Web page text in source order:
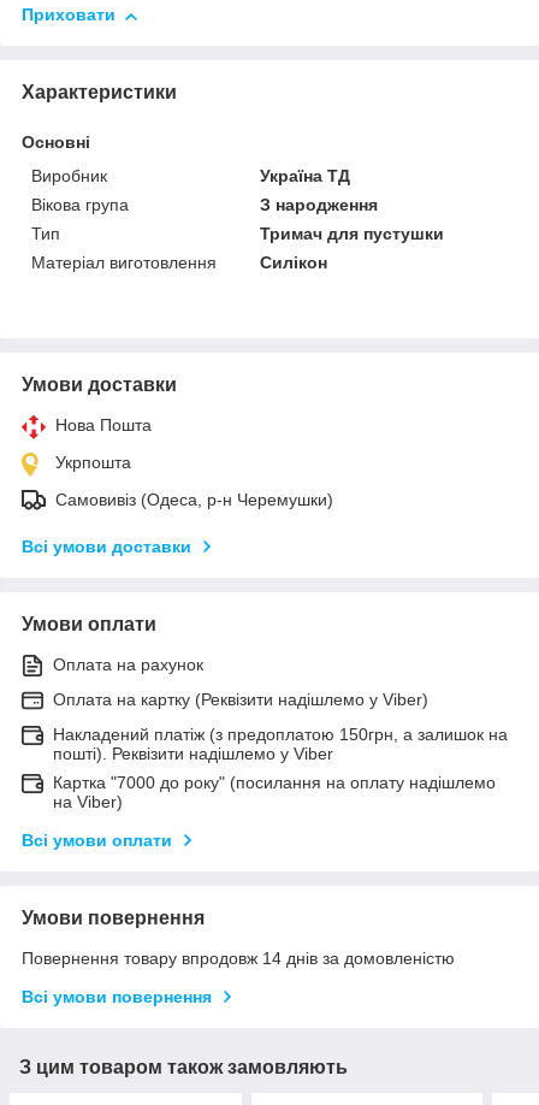
Приховати
Характеристики
Основні
Виробник
Україна ТД
Вікова група
З народження
Тип
Тримач для пустушки
Матеріал виготовлення
Силікон
Умови доставки
Нова Пошта
Укрпошта
Самовивіз (Одеса, р-н Черемушки)
Всі умови доставки
Умови оплати
Оплата на рахунок
Оплата на картку (Реквізити надішлемо у Viber)
Накладений платіж (з предоплатою 150грн, а залишок на
пошті). Реквізити надішлемо у Viber
Картка "7000 до року" (посилання на оплату надішлемо
на Viber)
Всі умови оплати
Умови повернення
Повернення товару впродовж 14 днів за домовленістю
Всі умови повернення
З цим товаром також замовляють